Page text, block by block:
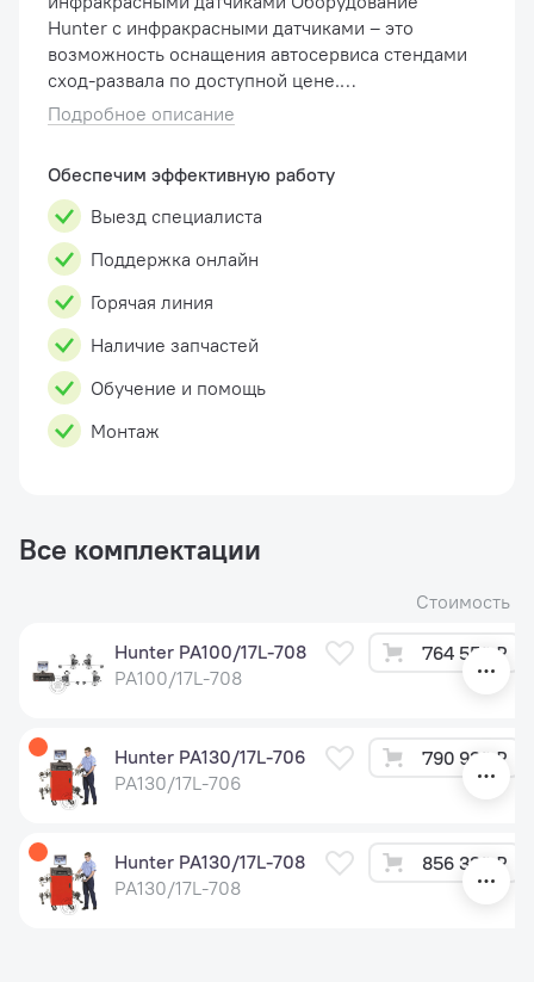
Hunter с инфракрасными датчиками – это
возможность оснащения автосервиса стендами
сход-развала по доступной цене.
Чувствительные сенсоры измеряют схождение
с точностью до минуты, а цифровая обработка
Подробное описание
Обеспечим эффективную работу
Выезд специалиста
Поддержка онлайн
Горячая линия
Наличие запчастей
Обучение и помощь
Монтаж
Все комплектации
Стоимость
Hunter PA100/17L-708
PA100/17L-708
764 556 ₽
Hunter PA130/17L-706
PA130/17L-706
790 920 ₽
Hunter PA130/17L-708
PA130/17L-708
856 320 ₽